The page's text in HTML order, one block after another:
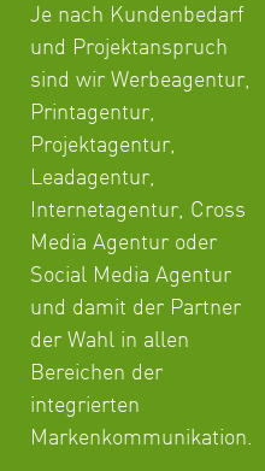
Je nach Kundenbedarf
und Projektanspruch
sind wir Werbeagentur,
Printagentur,
Projektagentur,
Leadagentur,
Internetagentur, Cross
Media Agentur oder
Social Media Agentur
und damit der Partner
der Wahl in allen
Bereichen der
integrierten
Markenkommunikation.